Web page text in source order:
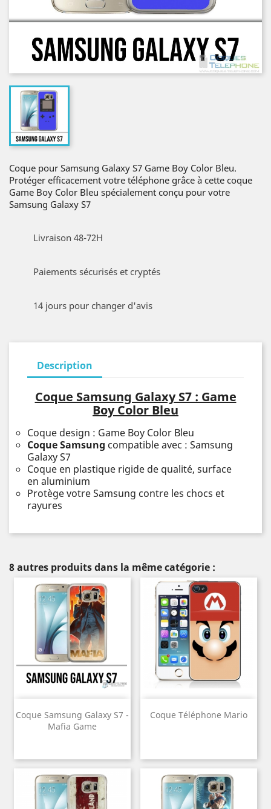
Coque pour Samsung Galaxy S7 Game Boy Color Bleu.
Protéger efficacement votre téléphone grâce à cette coque
Game Boy Color Bleu spécialement conçu pour votre
Samsung Galaxy S7
Livraison 48-72H
Paiements sécurisés et cryptés
14 jours pour changer d'avis
Description
Coque Samsung Galaxy S7 : Game
Boy Color Bleu
Coque design : Game Boy Color Bleu
Coque Samsung compatible avec : Samsung
Galaxy S7
Coque en plastique rigide de qualité, surface
en aluminium
Protège votre Samsung contre les chocs et
rayures
8 autres produits dans la même catégorie :
Coque Samsung Galaxy S7 -
Mafia Game
Coque Téléphone Mario